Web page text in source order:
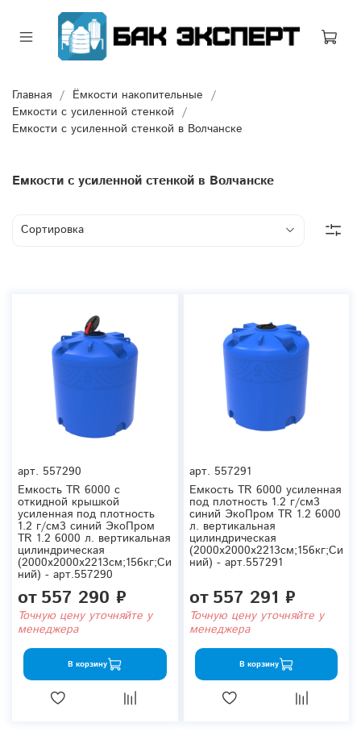
Главная
Ёмкости накопительные
Емкости с усиленной стенкой
Емкости с усиленной стенкой в Волчанске
Емкости с усиленной стенкой в Волчанске
арт. 557290
Емкость TR 6000 с
откидной крышкой
усиленная под плотность
1.2 г/см3 синий ЭкоПром
TR 1.2 6000 л. вертикальная
цилиндрическая
(2000x2000x2213см;156кг;Си
ний) - арт.557290
от557 290 ₽
Точную цену уточняйте у
менеджера
В корзину
арт. 557291
Емкость TR 6000 усиленная
под плотность 1.2 г/см3
синий ЭкоПром TR 1.2 6000
л. вертикальная
цилиндрическая
(2000x2000x2213см;156кг;Си
ний) - арт.557291
от557 291 ₽
Точную цену уточняйте у
менеджера
В корзину